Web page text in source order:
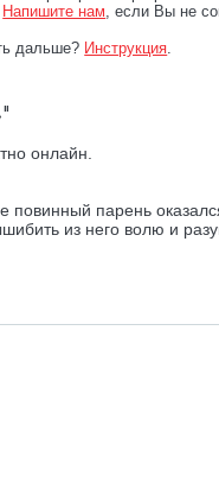
Напишите нам, если Вы не
дальше? Инструкция.
онлайн.
повинный парень
из него волю и